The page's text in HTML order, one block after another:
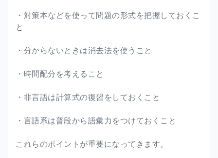
・対策本などを使って問題の形式を把握しておくこ
と
・分からないときは消去法を使うこと
・時間配分を考えること
・非言語は計算式の復習をしておくこと
・言語系は普段から語彙力をつけておくこと
これらのポイントが重要になってきます。